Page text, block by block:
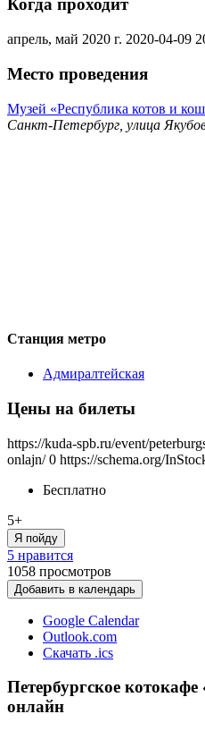
Когда проходит
апрель, май 2020 г. 2020-04-09
Место проведения
Музей «Республика котов и
Санкт-Петербург, улица
Станция метро
Адмиралтейская
Цены на билеты
https://kuda-spb.ru/event/
onlajn/ 0 https://schema.org/
Бесплатно
5+
Я пойду
5 нравится
1058 просмотров
Добавить в календарь
Google Calendar
Outlook.com
Скачать .ics
Петербургское
онлайн